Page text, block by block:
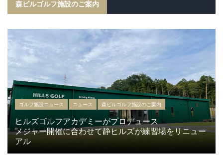
森ビルゴルフ施設のご案内
ゴルフ施設ニュース ニュース 森ビルゴルフ施設のご案内
ヒルズゴルフアカデミーがプロデュース
メジャー開催に合わせて静ヒルズが練習場をリニュー
アル